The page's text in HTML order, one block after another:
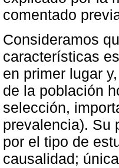
comentado
Consideramos
características
en primer lugar
de la población
selección,
prevalencia). Su
por el tipo de
causalidad;